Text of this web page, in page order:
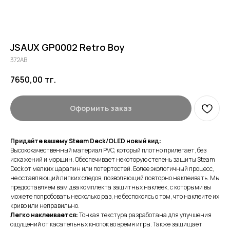
JSAUX GP0002 Retro Boy
372AB
7650,00 тг.
Оформить заказ
Придайте вашему Steam Deck/OLED новый вид:
Высококачественный материал PVC, который плотно прилегает, без
искажений и морщин. Обеспечивает некоторую степень защиты Steam
Deck от мелких царапин или потертостей. Более экологичный процесс,
не оставляющий липких следов, позволяющий повторно наклеивать. Мы
предоставляем вам два комплекта защитных наклеек, с которыми вы
можете попробовать несколько раз, не беспокоясь о том, что наклеите их
криво или неправильно.
Легко наклеивается:Тонкая текстура разработана для улучшения
ощущений от касательных кнопок во время игры. Также защищает